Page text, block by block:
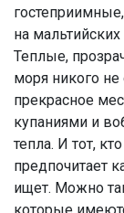
на мальтийских
Теплые,
моря никого
прекрасное
купаниями и
тепла. И тот,
предпочитает
ищет. Можно